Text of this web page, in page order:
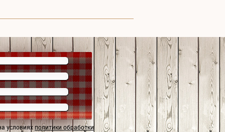
условияхполитики обработки